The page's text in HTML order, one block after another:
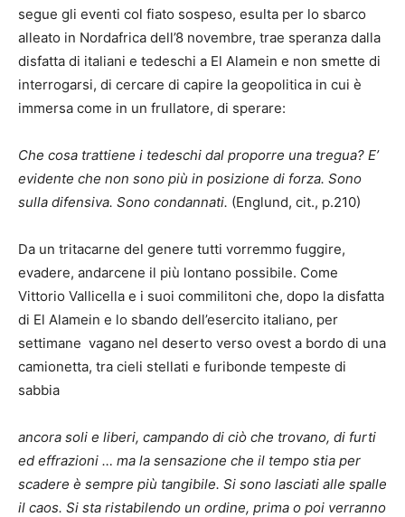
segue gli eventi col fiato sospeso, esulta per lo sbarco
alleato in Nordafrica dell’8 novembre, trae speranza dalla
disfatta di italiani e tedeschi a El Alamein e non smette di
interrogarsi, di cercare di capire la geopolitica in cui è
immersa come in un frullatore, di sperare:
Che cosa trattiene i tedeschi dal proporre una tregua? E’
evidente che non sono più in posizione di forza. Sono
sulla difensiva. Sono condannati. (Englund, cit., p.210)
Da un tritacarne del genere tutti vorremmo fuggire,
evadere, andarcene il più lontano possibile. Come
Vittorio Vallicella e i suoi commilitoni che, dopo la disfatta
di El Alamein e lo sbando dell’esercito italiano, per
settimane vagano nel deserto verso ovest a bordo di una
camionetta, tra cieli stellati e furibonde tempeste di
sabbia
ancora soli e liberi, campando di ciò che trovano, di furti
ed effrazioni … ma la sensazione che il tempo stia per
scadere è sempre più tangibile. Si sono lasciati alle spalle
il caos. Si sta ristabilendo un ordine, prima o poi verranno